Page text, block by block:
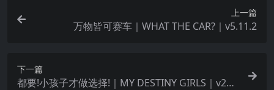
上一篇
万物皆可赛车｜WHAT THE CAR?｜v5.11.2
下一篇
都要!小孩子才做选择!｜MY DESTINY GIRLS｜v202